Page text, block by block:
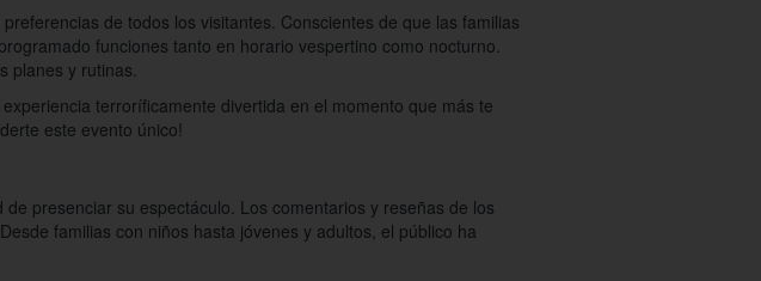
de todos los visitantes. Conscientes de que las familias
funciones tanto en horario vespertino como nocturno.
planes y rutinas.
terroríficamente divertida en el momento que más te
este evento único!
presenciar su espectáculo. Los comentarios y reseñas de los
familias con niños hasta jóvenes y adultos, el público ha